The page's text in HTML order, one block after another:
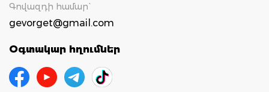
Գովազդի համար`
gevorget@gmail.com
Օգտակար հղումներ